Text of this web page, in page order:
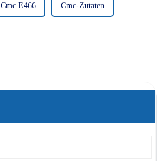
Cmc E466 Cmc-Zutaten